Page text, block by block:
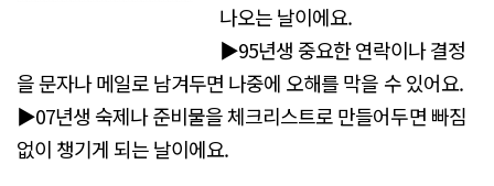
나오는 날이에요.
▶95년생 중요한 연락이나 결정
을 문자나 메일로 남겨두면 나중에 오해를 막을 수 있어요.
▶07년생 숙제나 준비물을 체크리스트로 만들어두면 빠짐
없이 챙기게 되는 날이에요.